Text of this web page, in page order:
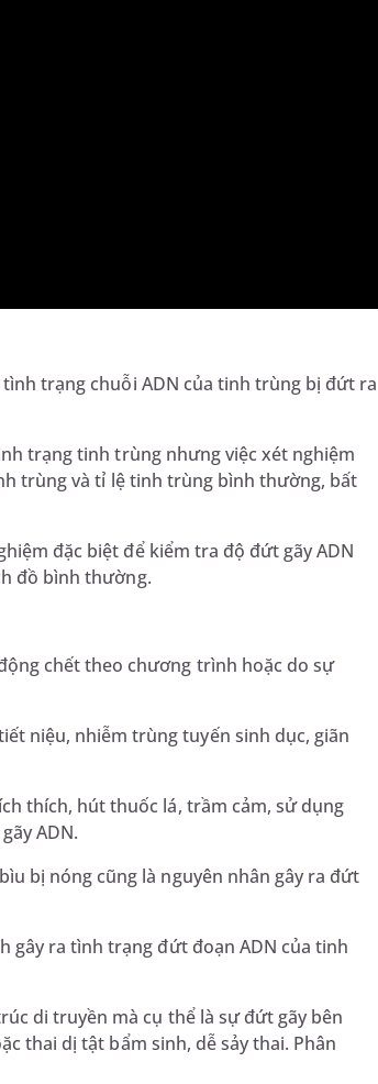
trạng chuỗi ADN của tinh trùng bị đứt ra
trạng tinh trùng nhưng việc xét nghiệm
trùng và tỉ lệ tinh trùng bình thường, bất
đặc biệt để kiểm tra độ đứt gãy ADN
đồ bình thường.
chết theo chương trình hoặc do sự
niệu, nhiễm trùng tuyến sinh dục, giãn
thích, hút thuốc lá, trầm cảm, sử dụng
ADN.
bị nóng cũng là nguyên nhân gây ra đứt
gây ra tình trạng đứt đoạn ADN của tinh
di truyền mà cụ thể là sự đứt gãy bên
thai dị tật bẩm sinh, dễ sảy thai. Phân